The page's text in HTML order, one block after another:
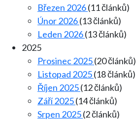
Březen 2026(11 článků)
Únor 2026(13 článků)
Leden 2026(13 článků)
2025
Prosinec 2025(20 článků)
Listopad 2025(18 článků)
Říjen 2025(12 článků)
Září 2025(14 článků)
Srpen 2025(2 článků)